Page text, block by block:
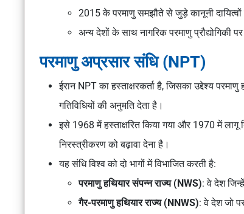
2015 के परमाणु समझौते से जुड़े कानूनी दायित्वों
अन्य देशों के साथ नागरिक परमाणु प्रौद्योगिकी
परमाणु अप्रसार संधि (NPT)
ईरान NPT का हस्ताक्षरकर्ता है, जिसका उद्देश्य
गतिविधियों की अनुमति देता है।
इसे 1968 में हस्ताक्षरित किया गया और 1970 में लागू
निरस्त्रीकरण को बढ़ावा देना है।
यह संधि विश्व को दो भागों में विभाजित करती है:
परमाणु हथियार संपन्न राज्य (NWS): वे देश
गैर-परमाणु हथियार राज्य (NNWS): वे देश जो